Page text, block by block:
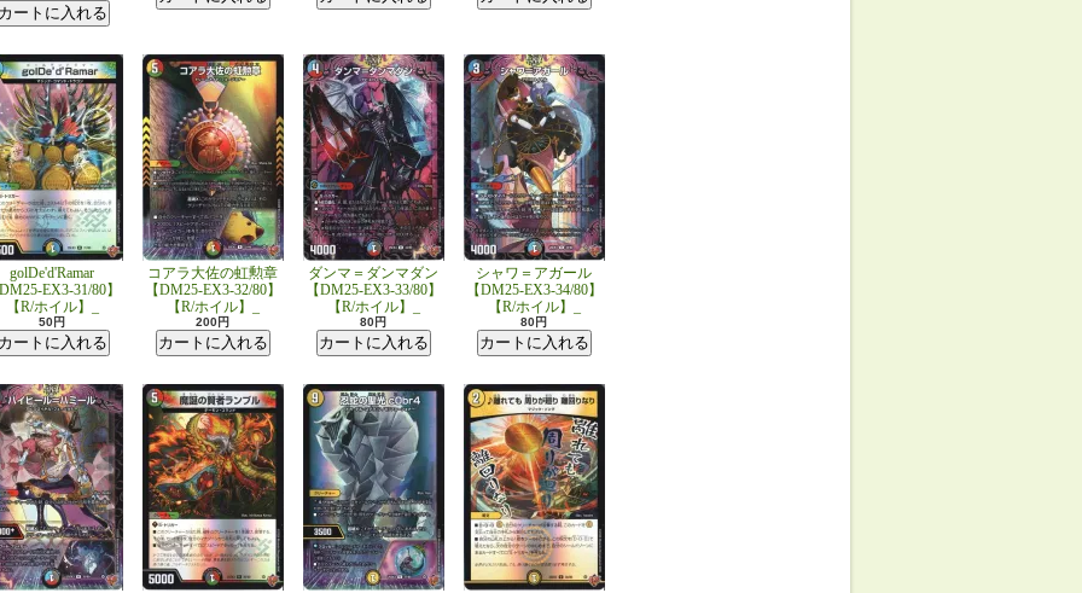
golDe'd'Ramar
EX3-31/80】
【R/ホイル】_
50円
コアラ大佐の虹勲章
【DM25-EX3-32/80】
【R/ホイル】_
200円
ダンマ＝ダンマダン
【DM25-EX3-33/80】
【R/ホイル】_
80円
シャワ＝アガール
【DM25-EX3-34/80】
【R/ホイル】_
80円